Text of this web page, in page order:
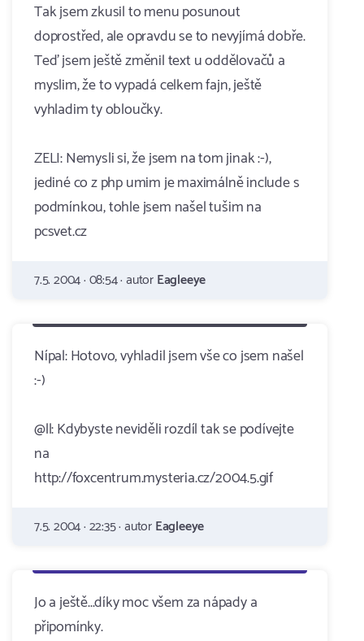
Tak jsem zkusil to menu posunout
doprostřed, ale opravdu se to nevyjímá dobře.
Teď jsem ještě změnil text u oddělovačů a
myslim, že to vypadá celkem fajn, ještě
vyhladim ty obloučky.
ZELI: Nemysli si, že jsem na tom jinak :-),
jediné co z php umim je maximálně include s
podmínkou, tohle jsem našel tušim na
pcsvet.cz
7.5. 2004 · 08:54 · autorEagleeye
Nípal: Hotovo, vyhladil jsem vše co jsem našel
:-)
@ll: Kdybyste neviděli rozdíl tak se podívejte
na
http://foxcentrum.mysteria.cz/2004.5.gif
7.5. 2004 · 22:35 · autorEagleeye
Jo a ještě...díky moc všem za nápady a
připomínky.